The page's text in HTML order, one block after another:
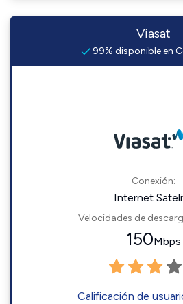
Viasat
99% disponible en
Conexión:
Internet
Velocidades de
150Mbps
Calificación de